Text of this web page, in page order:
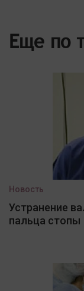
Еще по
Новость
Устранение
пальца стопы